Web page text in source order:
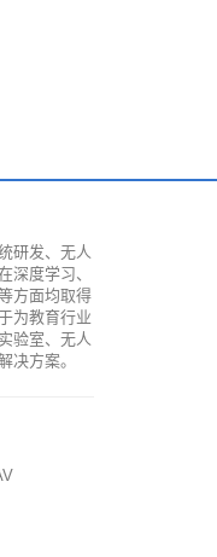
研发、无人
深度学习、
方面均取得
为教育行业
验室、无人
决方案。